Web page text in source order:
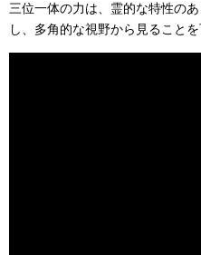
三位一体の力は、霊的な特性の
し、多角的な視野から見ることを